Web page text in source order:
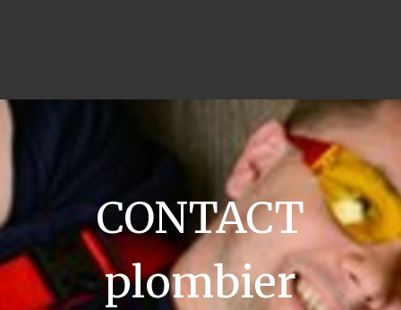
CONTACT
plombier